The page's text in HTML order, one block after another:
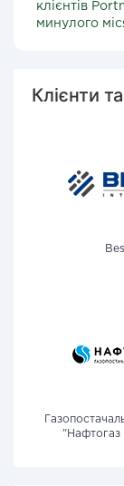
клієнтів
минулого
Клієнти
"Нафтогаз